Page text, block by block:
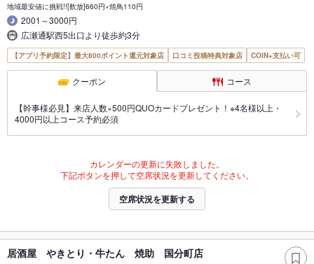
地域最安値に挑戦!![飲放]660円×焼鳥110円
2001～3000円
広瀬通駅西5出口より徒歩約3分
【アプリ予約限定】最大800ポイント還元対象店 口コミ投稿特典対象店 COIN+支払い可
クーポン コース
【幹事様必見】来店人数×500円QUOカードプレゼント！※4名様以上・
4000円以上コース予約必須
カレンダーの更新に失敗しました。
下記ボタンを押して空席状況を更新してください。
空席状況を更新する
居酒屋 やきとり・牛たん 焼助 国分町店